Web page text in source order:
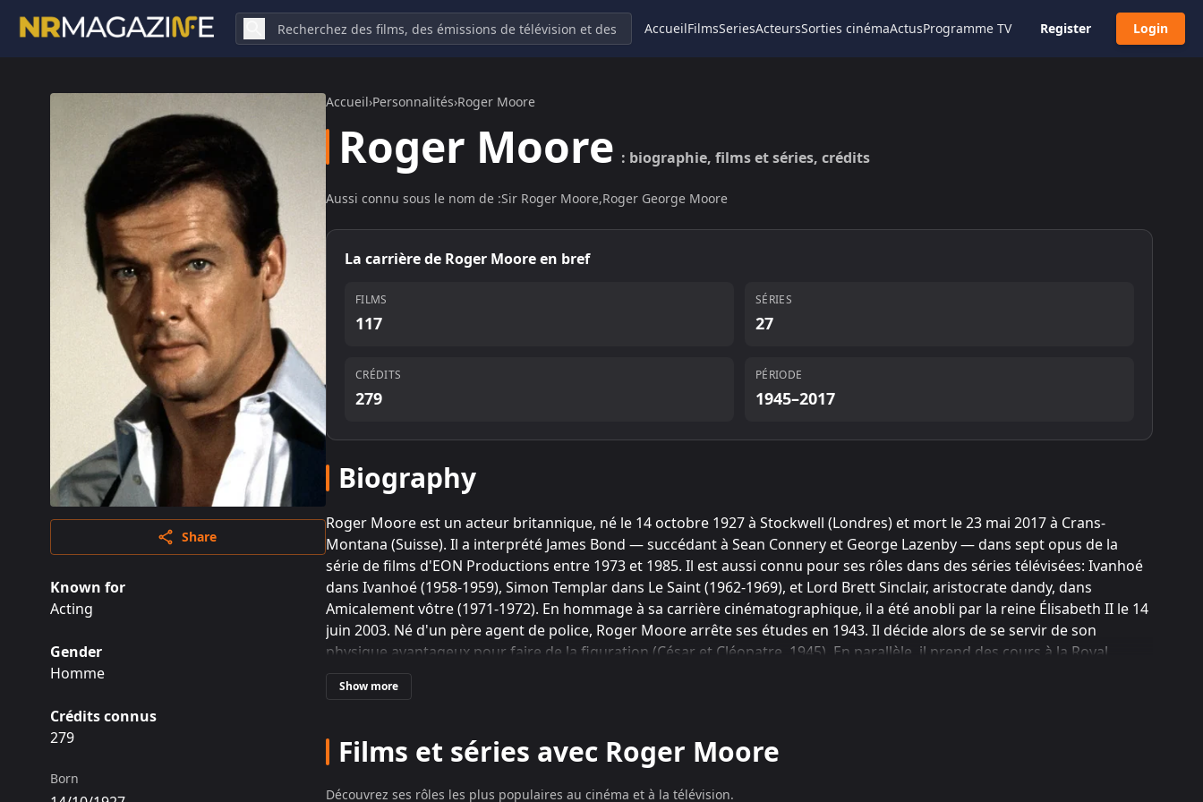
AccueilFilmsSeriesActeursSorties cinémaActusProgramme TV Register Login
Share
Known for
Acting
Gender
Homme
Crédits connus
279
Born
Accueil›Personnalités›Roger Moore
Roger Moore : biographie, films et séries, crédits
Aussi connu sous le nom de :Sir Roger Moore,Roger George Moore
La carrière de Roger Mooreen bref
FILMS
117
SÉRIES
27
CRÉDITS
279
PÉRIODE
1945–2017
Biography
Roger Moore est un acteur britannique, né le 14 octobre 1927 à Stockwell (Londres) et mort le 23 mai 2017 à Crans-
Montana (Suisse). Il a interprété James Bond — succédant à Sean Connery et George Lazenby — dans sept opus de la
série de films d'EON Productions entre 1973 et 1985. Il est aussi connu pour ses rôles dans des séries télévisées: Ivanhoé
dans Ivanhoé (1958-1959), Simon Templar dans Le Saint (1962-1969), et Lord Brett Sinclair, aristocrate dandy, dans
Amicalement vôtre (1971-1972). En hommage à sa carrière cinématographique, il a été anobli par la reine Élisabeth II le 14
juin 2003. Né d'un père agent de police, Roger Moore arrête ses études en 1943. Il décide alors de se servir de son
physique avantageux pour faire de la figuration (César et Cléopatre, 1945). En parallèle, il prend des cours à la Royal
Academy of Dramatic Art à Londres. En 1953, Roger Moore part aux Etats-Unis où il passe un peu de temps à Broadway,
mais se rend rapidement à Hollywood. Après des débuts peu remarqués comme dans La dernière fois que j'ai vu Paris
jouera dans trente-neuf épisodes d'Ivanhoe. Et comme les producteurs de cinéma qui l'engagent le cantonnent trop à des
rôles historiques (Diane de Poitiers L'Enlèvement des Sabines) qui ne lui conviennent pas particulièrement, il continue les
Show more
Films et séries avec Roger Moore
Découvrez ses rôles les plus populaires au cinéma et à la télévision.